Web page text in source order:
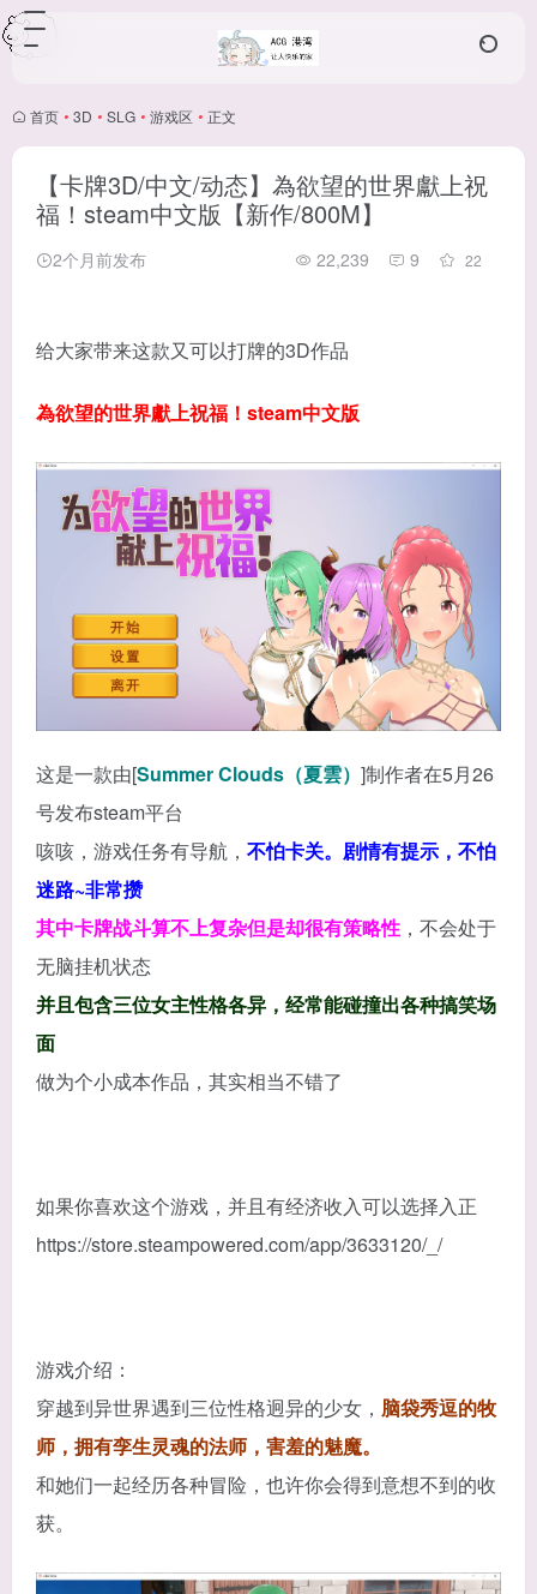
首页 • 3D • SLG • 游戏区 • 正文
【卡牌3D/中文/动态】為欲望的世界獻上祝
福！steam中文版【新作/800M】
2个月前发布 22,239 9 22
给大家带来这款又可以打牌的3D作品
為欲望的世界獻上祝福！steam中文版
这是一款由[Summer Clouds（夏雲） ]制作者在5月26
号发布steam平台
咳咳，游戏任务有导航， 不怕卡关。剧情有提示，不怕
迷路~非常攒
其中卡牌战斗算不上复杂但是却很有策略性 ，不会处于
无脑挂机状态
并且包含三位女主性格各异，经常能碰撞出各种搞笑场
面
做为个小成本作品，其实相当不错了
如果你喜欢这个游戏，并且有经济收入可以选择入正
https://store.steampowered.com/app/3633120/_/
游戏介绍：
穿越到异世界遇到三位性格迥异的少女， 脑袋秀逗的牧
师，拥有孪生灵魂的法师，害羞的魅魔。
和她们一起经历各种冒险，也许你会得到意想不到的收
获。